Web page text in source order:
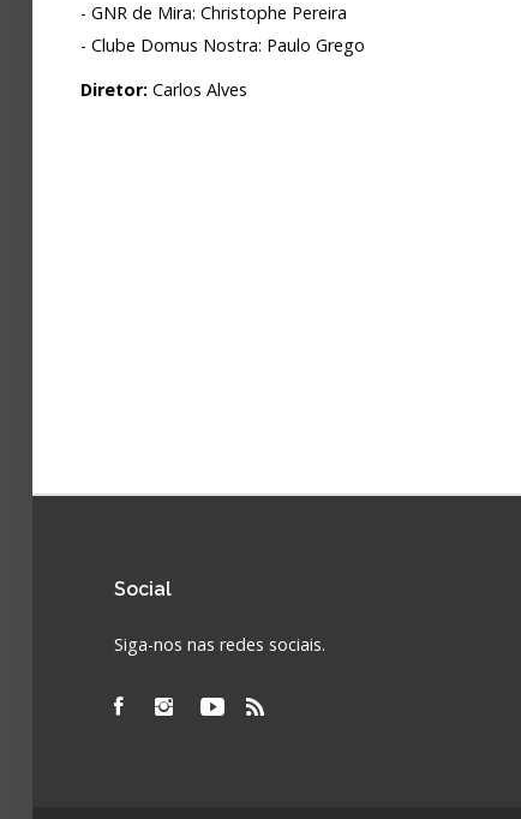
- GNR de Mira: Christophe Pereira
- Clube Domus Nostra: Paulo Grego
Diretor:Carlos Alves
Social
Siga-nos nas redes sociais.